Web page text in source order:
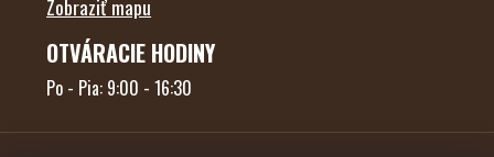
Zobraziť mapu
OTVÁRACIE HODINY
Po - Pia: 9:00 - 16:30